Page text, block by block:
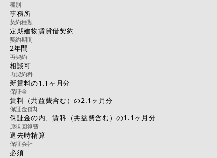
種別
事務所
契約種類
定期建物賃貸借契約
契約期間
2年間
再契約
相談可
再契約料
新賃料の1.1ヶ月分
保証金
賃料（共益費含む）の2.1ヶ月分
保証金償却
保証金の内、賃料（共益費含む）の1.1ヶ月分
原状回復費
退去時精算
保証会社
必須